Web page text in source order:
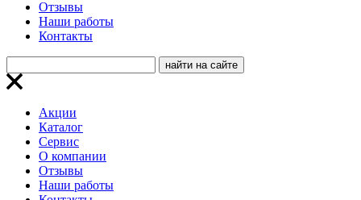
Отзывы
Наши работы
Контакты
Акции
Каталог
Сервис
О компании
Отзывы
Наши работы